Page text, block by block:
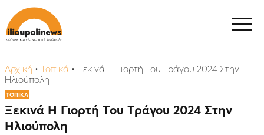
Αρχική • Τοπικά • Ξεκινά Η Γιορτή Του Τράγου 2024 Στην
Ηλιούπολη
ΤΟΠΙΚΑ
Ξεκινά Η Γιορτή Του Τράγου 2024 Στην
Ηλιούπολη